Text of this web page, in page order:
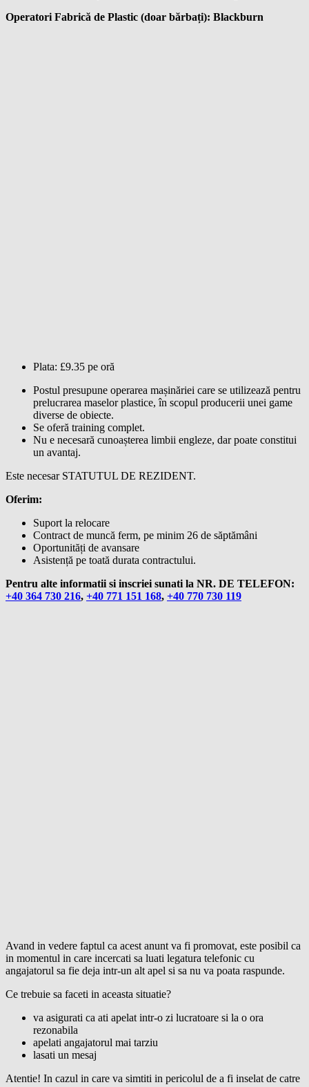
Operatori Fabrică de Plastic (doar bărbați): Blackburn
Plata: £9.35 pe oră
Postul presupune operarea mașinăriei care se utilizează pentru
prelucrarea maselor plastice, în scopul producerii unei game
diverse de obiecte.
Se oferă training complet.
Nu e necesară cunoașterea limbii engleze, dar poate constitui
un avantaj.
Este necesar STATUTUL DE REZIDENT.
Oferim:
Suport la relocare
Contract de muncă ferm, pe minim 26 de săptămâni
Oportunități de avansare
Asistență pe toată durata contractului.
Pentru alte informatii si inscriei sunati la NR. DE TELEFON:
+40 364 730 216, +40 771 151 168, +40 770 730 119
Avand in vedere faptul ca acest anunt va fi promovat, este posibil ca
in momentul in care incercati sa luati legatura telefonic cu
angajatorul sa fie deja intr-un alt apel si sa nu va poata raspunde.
Ce trebuie sa faceti in aceasta situatie?
va asigurati ca ati apelat intr-o zi lucratoare si la o ora
rezonabila
apelati angajatorul mai tarziu
lasati un mesaj
Atentie! In cazul in care va simtiti in pericolul de a fi inselat de catre